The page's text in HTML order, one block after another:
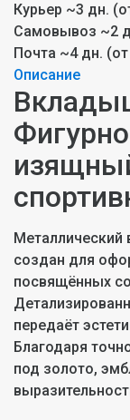
Курьер ~3 дн.
Самовывоз ~2
Почта ~4 дн.
Описание
Металлический
создан для
посвящённых
передаёт
Благодаря
под золото,